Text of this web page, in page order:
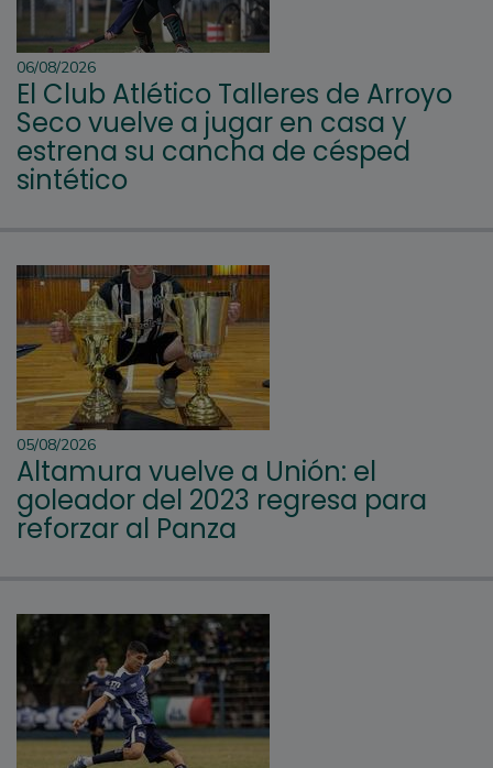
06/08/2026
El Club Atlético Talleres de Arroyo
Seco vuelve a jugar en casa y
estrena su cancha de césped
sintético
05/08/2026
Altamura vuelve a Unión: el
goleador del 2023 regresa para
reforzar al Panza